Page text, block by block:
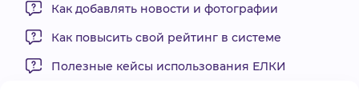
БАЗА ЗНАНИЙ
Как добавлять новости и фотографии
Как повысить свой рейтинг в системе
Полезные кейсы использования ЕЛКИ